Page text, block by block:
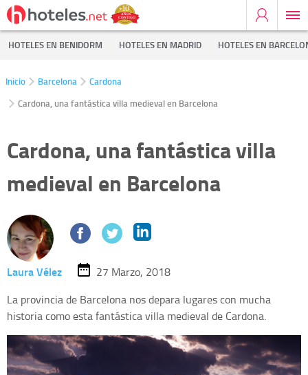
HOTELES EN BENIDORM HOTELES EN MADRID HOTELES EN
Inicio Barcelona
Cardona
Cardona, una fantástica villa medieval en Barcelona
Cardona, una fantástica villa
medieval en Barcelona
Laura Vélez
27 Marzo, 2018
La provincia de Barcelona nos depara lugares con mucha
historia como esta fantástica villa medieval de Cardona.